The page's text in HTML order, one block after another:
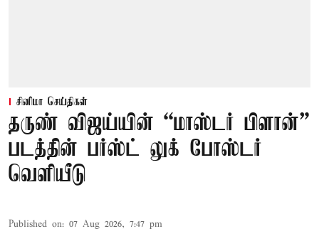
சினிமா செய்திகள்
தருண் விஜய்யின் “மாஸ்டர் பிளான்”
படத்தின் பர்ஸ்ட் லுக் போஸ்டர்
வெளியீடு
Published on: 07 Aug 2026, 7:47 pm